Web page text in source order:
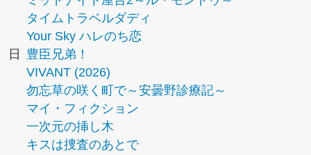
タイムトラベルダディ
Your Sky ハレのち恋
日
豊臣兄弟！
VIVANT (2026)
勿忘草の咲く町で～安曇野診療記～
マイ・フィクション
一次元の挿し木
キスは捜査のあとで